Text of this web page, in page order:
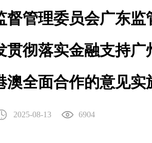
督管理委员会广东监
彻落实金融支持广
澳全面合作的意见实
2025-08-13 6904